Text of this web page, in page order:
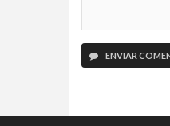
ENVIAR